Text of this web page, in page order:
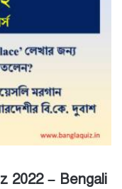
2022 – Bengali